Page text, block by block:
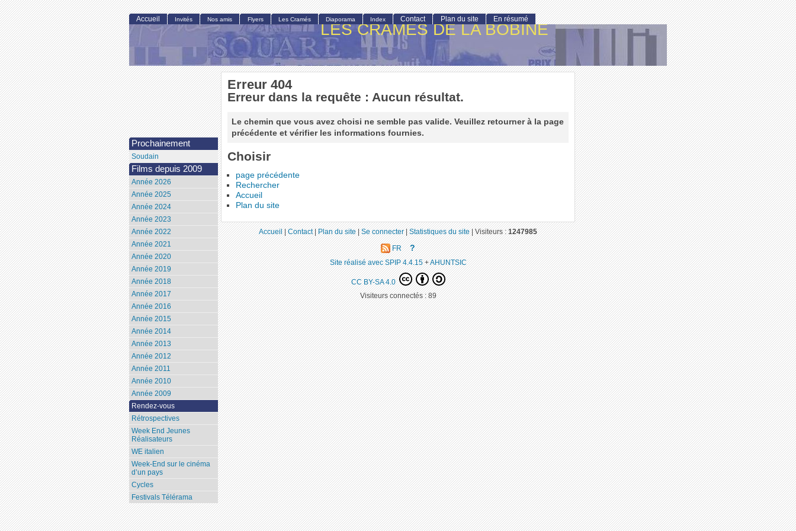
LES CRAMÉS DE LA BOBINE
Erreur 404
Erreur dans la requête : Aucun résultat.
Le chemin que vous avez choisi ne semble pas valide. Veuillez retourner à la page
précédente et vérifier les informations fournies.
Choisir
page précédente
Rechercher
Accueil
Plan du site
Accueil Invités Nos amis Flyers Les Cramés Diaporama Index Contact Plan du site En résumé
Prochainement
Soudain
Films depuis 2009
Année 2026
Année 2025
Année 2024
Année 2023
Année 2022
Année 2021
Année 2020
Année 2019
Année 2018
Année 2017
Année 2016
Année 2015
Année 2014
Année 2013
Année 2012
Année 2011
Année 2010
Année 2009
Rendez-vous
Rétrospectives
Week End Jeunes
Réalisateurs
WE italien
Week-End sur le cinéma
d’un pays
Cycles
Festivals Télérama
Accueil|Contact|Plan du site|Se connecter|Statistiques du site|Visiteurs :1247985
FR ?
Site réalisé avec SPIP 4.4.15+AHUNTSIC
CC BY-SA 4.0
Visiteurs connectés :89